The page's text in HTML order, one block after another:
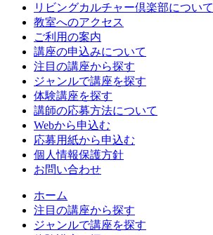
リビングカルチャー倶楽部について
教室へのアクセス
ご利用の案内
講座の申込みについて
注目の講座から探す
ジャンルで講座を探す
体験講座を探す
講師の応募方法について
Webから申込む
応募用紙から申込む
個人情報保護方針
お問い合わせ
ホーム
注目の講座から探す
ジャンルで講座を探す